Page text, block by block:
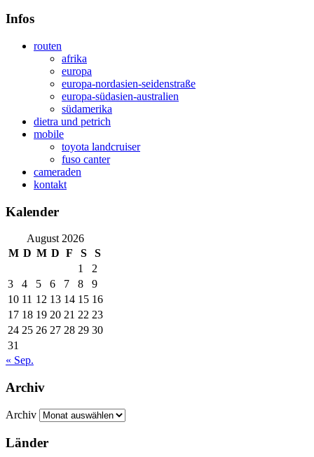
Infos
routen
afrika
europa
europa-nordasien-seidenstraße
europa-südasien-australien
südamerika
dietra und petrich
mobile
toyota landcruiser
fuso canter
cameraden
kontakt
Kalender
August 2026
M D M D F S
S
1
2
3
4 5 6 7 8
9
10 11 12 13 14 15 16
17 18 19 20 21 22 23
24 25 26 27 28 29 30
31
« Sep.
Archiv
Archiv
Länder